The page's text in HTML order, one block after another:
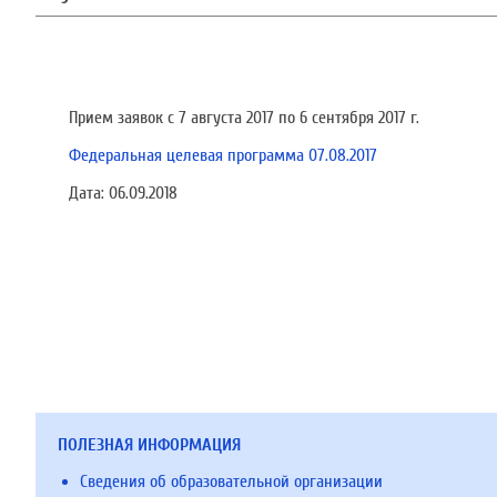
Прием заявок c 7 августа 2017 по 6 сентября 2017 г.
Федеральная целевая программа 07.08.2017
Дата: 06.09.2018
ПОЛЕЗНАЯ ИНФОРМАЦИЯ
Сведения об образовательной организации